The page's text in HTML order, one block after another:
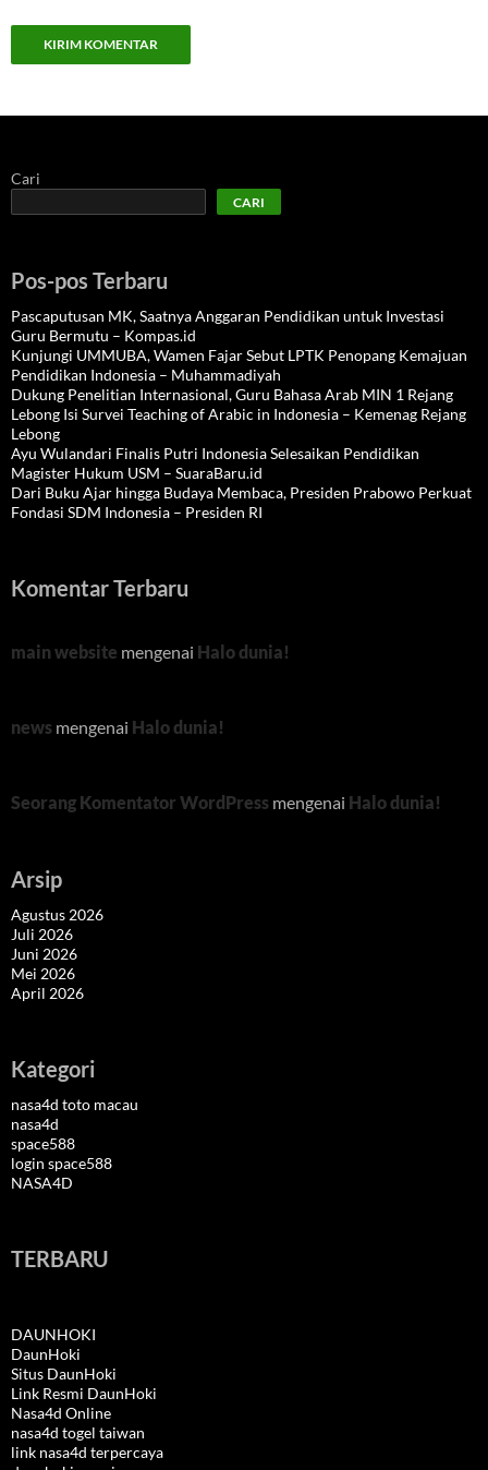
Cari
CARI
Pos-pos Terbaru
Pascaputusan MK, Saatnya Anggaran Pendidikan untuk Investasi
Guru Bermutu – Kompas.id
Kunjungi UMMUBA, Wamen Fajar Sebut LPTK Penopang Kemajuan
Pendidikan Indonesia – Muhammadiyah
Dukung Penelitian Internasional, Guru Bahasa Arab MIN 1 Rejang
Lebong Isi Survei Teaching of Arabic in Indonesia – Kemenag Rejang
Lebong
Ayu Wulandari Finalis Putri Indonesia Selesaikan Pendidikan
Magister Hukum USM – SuaraBaru.id
Dari Buku Ajar hingga Budaya Membaca, Presiden Prabowo Perkuat
Fondasi SDM Indonesia – Presiden RI
Komentar Terbaru
main website mengenai Halo dunia!
news mengenai Halo dunia!
Seorang Komentator WordPress mengenai Halo dunia!
Arsip
Agustus 2026
Juli 2026
Juni 2026
Mei 2026
April 2026
Kategori
nasa4d toto macau
nasa4d
space588
login space588
NASA4D
TERBARU
DAUNHOKI
DaunHoki
Situs DaunHoki
Link Resmi DaunHoki
Nasa4d Online
nasa4d togel taiwan
link nasa4d terpercaya